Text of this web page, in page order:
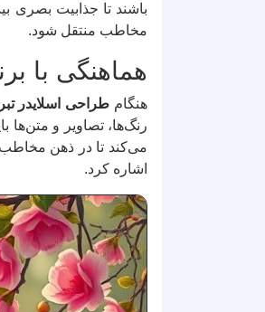
باشند تا جذابیت بصری
مخاطب منتقل شود.
هماهنگی با
هنگام طراحی اسلایدر
رنگ‌ها، تصاویر و متن‌ها
می‌کند تا در ذهن
اشاره کرد.